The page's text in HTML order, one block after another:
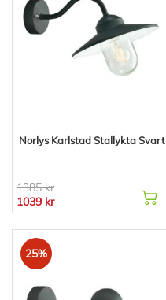
Norlys Karlstad Stallykta Svart
1385 kr
1039 kr
25%